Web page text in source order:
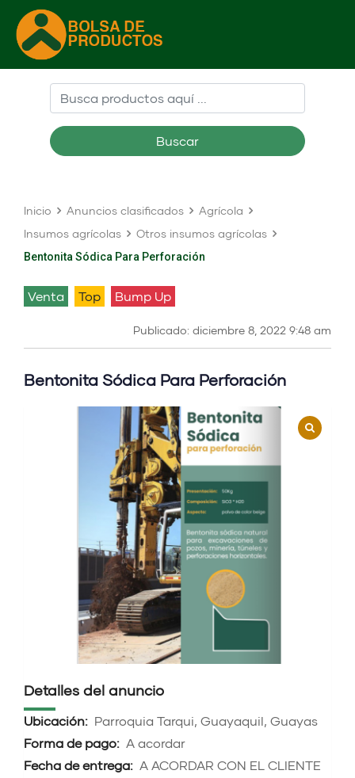
Buscar
Inicio Anuncios clasificados
Agrícola
Insumos agrícolas
Otros insumos agrícolas
Bentonita Sódica Para Perforación
venta Top Bump Up
Publicado: diciembre 8, 2022 9:48 am
Bentonita Sódica Para Perforación
Detalles del anuncio
Ubicación: Parroquia Tarqui, Guayaquil, Guayas
Forma de pago: A acordar
Fecha de entrega: A ACORDAR CON EL CLIENTE